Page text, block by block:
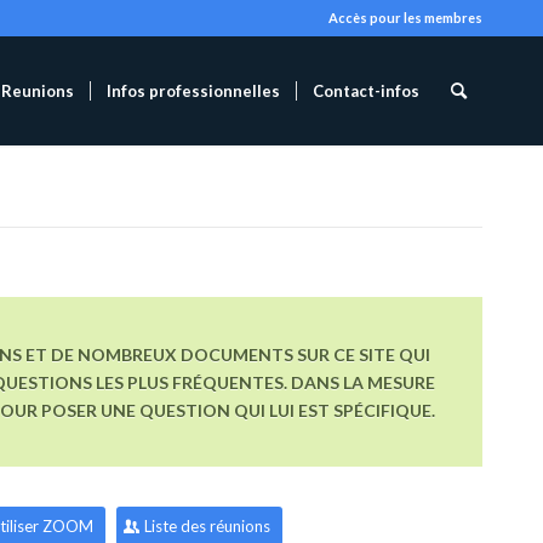
Accès pour les membres
Reunions Infos professionnelles Contact-infos
ET DE NOMBREUX DOCUMENTS SUR CE SITE QUI
LES PLUS FRÉQUENTES. DANS LA MESURE
POSER UNE QUESTION QUI LUI EST SPÉCIFIQUE.
ZOOM Liste des réunions